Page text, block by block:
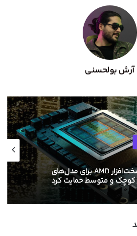
آرش بولحسنی
ایلان ماسک از سخت‌افزار AMD برای مدل‌های
و متوسط حمایت کرد